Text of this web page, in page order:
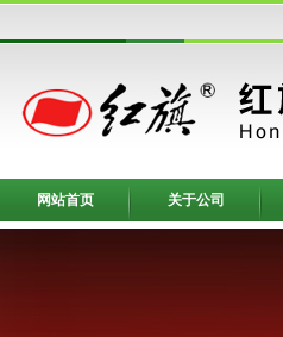
网站首页 关于公司